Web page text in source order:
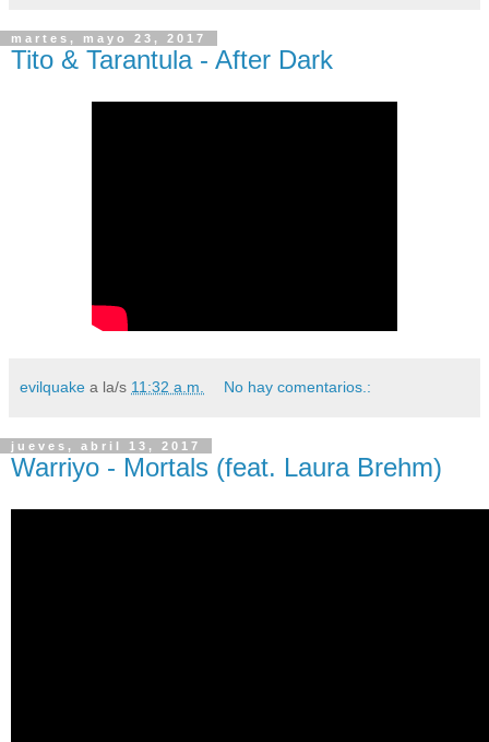
martes, mayo 23, 2017
Tito & Tarantula - After Dark
evilquake a la/s 11:32 a.m. No hay comentarios.:
jueves, abril 13, 2017
Warriyo - Mortals (feat. Laura Brehm)